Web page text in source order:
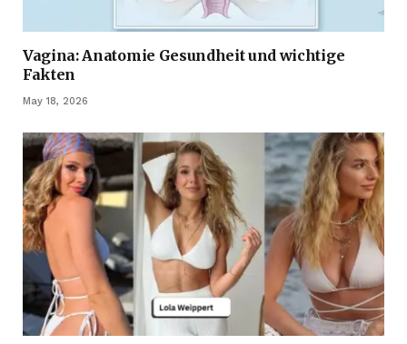
Vagina: Anatomie Gesundheit und wichtige
Fakten
May 18, 2026